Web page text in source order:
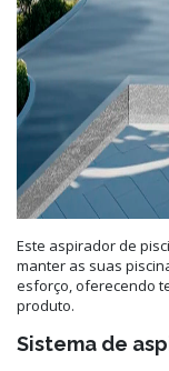
Este aspirador de
manter as suas
esforço, oferecendo
produto.
Sistema de